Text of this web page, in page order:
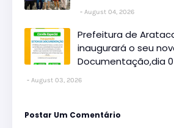
August 04, 2026
Prefeitura de
inaugurará o seu
Documentação,dia
August 03, 2026
Postar Um Comentário